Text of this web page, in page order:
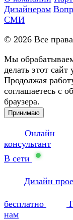
Дизайнерам
СМИ
© 2026 Все
Мы
делать этот сайт
Продолжая
соглашаетесь с
браузера.
Принимаю
Онлайн
консультант
В сети
Дизайн
бесплатно
нам